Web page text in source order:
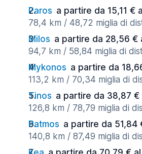
Paros a partire da 15,11 €
78,4 km / 48,72 miglia di
Milos a partire da 28,56 €
94,7 km / 58,84 miglia di
Mykonos a partire da
113,2 km / 70,34 miglia di
Tinos a partire da 38,87 €
126,8 km / 78,79 miglia di
Patmos a partire da 51,84
140,8 km / 87,49 miglia di